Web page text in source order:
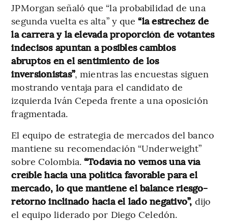
JPMorgan señaló que “la probabilidad de una
segunda vuelta es alta” y que“la estrechez de
la carrera y la elevada proporción de votantes
indecisos apuntan a posibles cambios
abruptos en el sentimiento de los
inversionistas”, mientras las encuestas siguen
mostrando ventaja para el candidato de
izquierda Iván Cepeda frente a una oposición
fragmentada.
El equipo de estrategia de mercados del banco
mantiene su recomendación “Underweight”
sobre Colombia. “Todavía no vemos una vía
creíble hacia una política favorable para el
mercado, lo que mantiene el balance riesgo-
retorno inclinado hacia el lado negativo”, dijo
el equipo liderado por Diego Celedón.